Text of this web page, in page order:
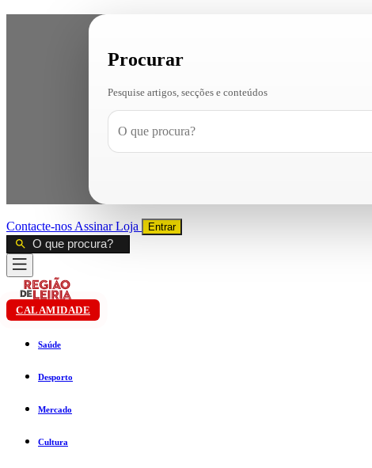
Procurar
Pesquise artigos, secções e conteúdos
Contacte-nos AssinarLoja Entrar
CALAMIDADE
Saúde
Desporto
Mercado
Cultura